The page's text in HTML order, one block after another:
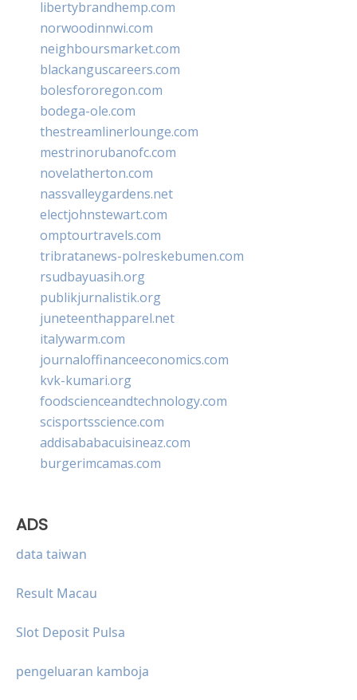
libertybrandhemp.com
norwoodinnwi.com
neighboursmarket.com
blackanguscareers.com
bolesfororegon.com
bodega-ole.com
thestreamlinerlounge.com
mestrinorubanofc.com
novelatherton.com
nassvalleygardens.net
electjohnstewart.com
omptourtravels.com
tribratanews-polreskebumen.com
rsudbayuasih.org
publikjurnalistik.org
juneteenthapparel.net
italywarm.com
journaloffinanceeconomics.com
kvk-kumari.org
foodscienceandtechnology.com
scisportsscience.com
addisababacuisineaz.com
burgerimcamas.com
ADS
data taiwan
Result Macau
Slot Deposit Pulsa
pengeluaran kamboja